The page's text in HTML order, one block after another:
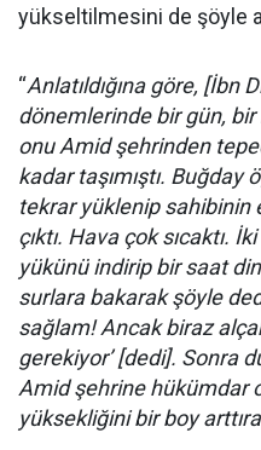
yükseltilmesini de şöyle
“Anlatıldığına göre, [İbn
dönemlerinde bir gün,
onu Amid şehrinden
kadar taşımıştı.
tekrar yüklenip sahibinin
çıktı. Hava çok sıcaktı.
yükünü indirip bir saat
surlara bakarak şöyle
sağlam! Ancak biraz
gerekiyor’ [dedi]. Sonra
Amid şehrine hükümdar
yüksekliğini bir boy